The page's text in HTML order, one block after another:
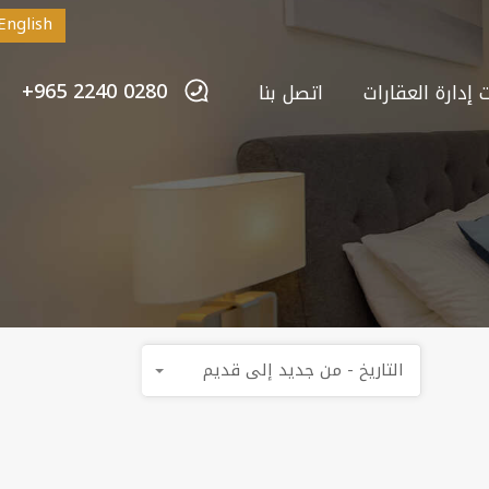
العقارات اتصل بنا +965 2240 0280
التاريخ - من جديد إلى قديم